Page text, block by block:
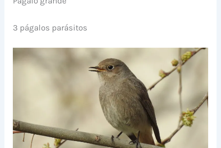
3 págalos parásitos